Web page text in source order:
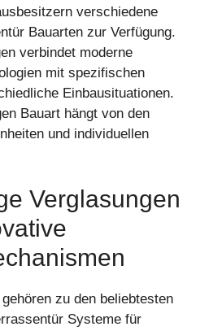
verschiedene
Bauarten zur Verfügung.
verbindet moderne
mit spezifischen
Einbausituationen.
Bauart hängt von den
und individuellen
Verglasungen
zu den beliebtesten
Systeme für